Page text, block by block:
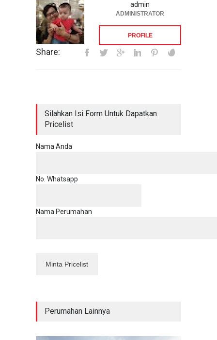
admin
ADMINISTRATOR
PROFILE
Share:
Silahkan Isi Form Untuk Dapatkan
Pricelist
Nama Anda
No. Whatsapp
Nama Perumahan
Perumahan Lainnya